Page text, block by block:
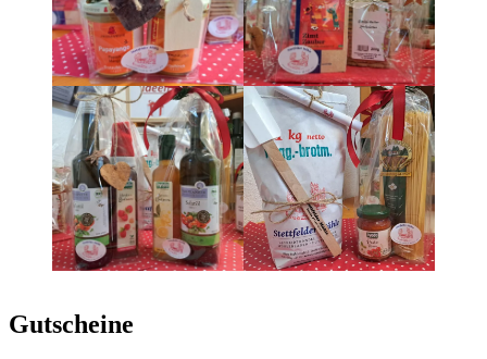
Gutscheine